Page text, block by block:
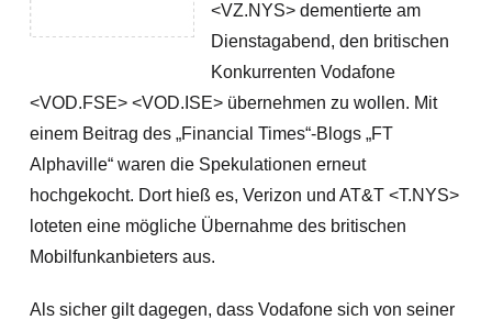
<VZ.NYS> dementierte am
Dienstagabend, den britischen
Konkurrenten Vodafone
<VOD.FSE> <VOD.ISE> übernehmen zu wollen. Mit
einem Beitrag des „Financial Times“-Blogs „FT
Alphaville“ waren die Spekulationen erneut
hochgekocht. Dort hieß es, Verizon und AT&T <T.NYS>
loteten eine mögliche Übernahme des britischen
Mobilfunkanbieters aus.
Als sicher gilt dagegen, dass Vodafone sich von seiner